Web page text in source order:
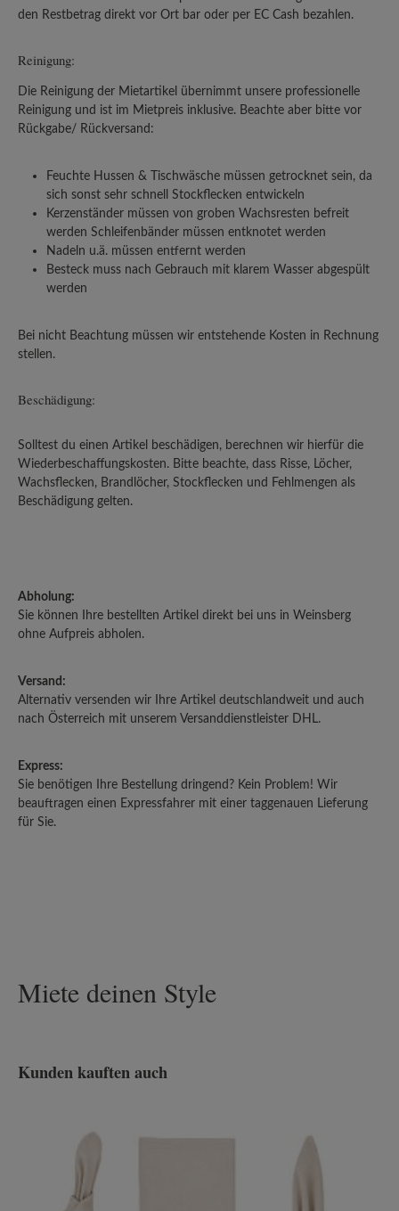
den Restbetrag direkt vor Ort bar oder per EC Cash bezahlen.
Reinigung:
Die Reinigung der Mietartikel übernimmt unsere professionelle
Reinigung und ist im Mietpreis inklusive. Beachte aber bitte vor
Rückgabe/ Rückversand:
Feuchte Hussen & Tischwäsche müssen getrocknet sein, da
sich sonst sehr schnell Stockflecken entwickeln
Kerzenständer müssen von groben Wachsresten befreit
werden Schleifenbänder müssen entknotet werden
Nadeln u.ä. müssen entfernt werden
Besteck muss nach Gebrauch mit klarem Wasser abgespült
werden
Bei nicht Beachtung müssen wir entstehende Kosten in Rechnung
stellen.
Beschädigung:
Solltest du einen Artikel beschädigen, berechnen wir hierfür die
Wiederbeschaffungskosten. Bitte beachte, dass Risse, Löcher,
Wachsflecken, Brandlöcher, Stockflecken und Fehlmengen als
Beschädigung gelten.
Abholung:
Sie können Ihre bestellten Artikel direkt bei uns in Weinsberg
ohne Aufpreis abholen.
Versand:
Alternativ versenden wir Ihre Artikel deutschlandweit und auch
nach Österreich mit unserem Versanddienstleister DHL.
Express:
Sie benötigen Ihre Bestellung dringend? Kein Problem! Wir
beauftragen einen Expressfahrer mit einer taggenauen Lieferung
für Sie.
Miete deinen Style
Produktgalerie überspringen
Kunden kauften auch